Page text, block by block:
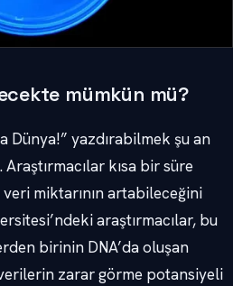
mümkün mü?
Dünya!” yazdırabilmek şu an
kısa bir süre
miktarının artabileceğini
araştırmacılar, bu
birinin DNA’da oluşan
zarar görme potansiyeli